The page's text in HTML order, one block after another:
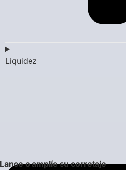
Liquidez
Lance o amplíe su corretaje